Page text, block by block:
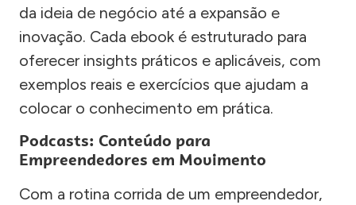
da ideia de negócio até a expansão e
inovação. Cada ebook é estruturado para
oferecer insights práticos e aplicáveis, com
exemplos reais e exercícios que ajudam a
colocar o conhecimento em prática.
Podcasts: Conteúdo para
Empreendedores em Movimento
Com a rotina corrida de um empreendedor,